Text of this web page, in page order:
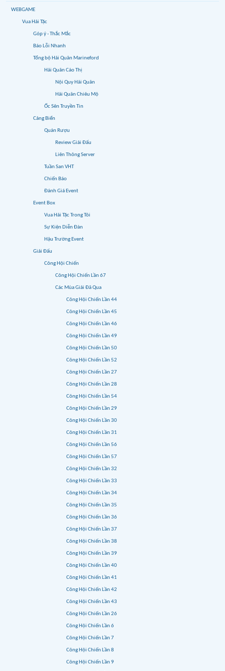
WEBGAME
Vua Hải Tặc
Góp ý - Thắc Mắc
Báo Lỗi Nhanh
Tổng bộ Hải Quân Marineford
Hải Quân Cáo Thị
Nội Quy Hải Quân
Hải Quân Chiêu Mộ
Ốc Sên Truyền Tin
Cảng Biển
Quán Rượu
Review Giải Đấu
Liên Thông Server
Tuần San VHT
Chiến Báo
Đánh Giá Event
Event Box
Vua Hải Tặc Trong Tôi
Sự Kiện Diễn Đàn
Hậu Trường Event
Giải Đấu
Công Hội Chiến
Công Hội Chiến Lần 67
Các Mùa Giải Đã Qua
Công Hội Chiến Lần 44
Công Hội Chiến Lần 45
Công Hội Chiến Lần 46
Công Hội Chiến Lần 49
Công Hội Chiến Lần 50
Công Hội Chiến Lần 52
Công Hội Chiến Lần 27
Công Hội Chiến Lần 28
Công Hội Chiến Lần 54
Công Hội Chiến Lần 29
Công Hội Chiến Lần 30
Công Hội Chiến Lần 31
Công Hội Chiến Lần 56
Công Hội Chiến Lần 57
Công Hội Chiến Lần 32
Công Hội Chiến Lần 33
Công Hội Chiến Lần 34
Công Hội Chiến Lần 35
Công Hội Chiến Lần 36
Công Hội Chiến Lần 37
Công Hội Chiến Lần 38
Công Hội Chiến Lần 39
Công Hội Chiến Lần 40
Công Hội Chiến Lần 41
Công Hội Chiến Lần 42
Công Hội Chiến Lần 43
Công Hội Chiến Lần 26
Công Hội Chiến Lần 6
Công Hội Chiến Lần 7
Công Hội Chiến Lần 8
Công Hội Chiến Lần 9